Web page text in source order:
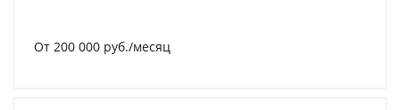
От 200 000 руб./месяц